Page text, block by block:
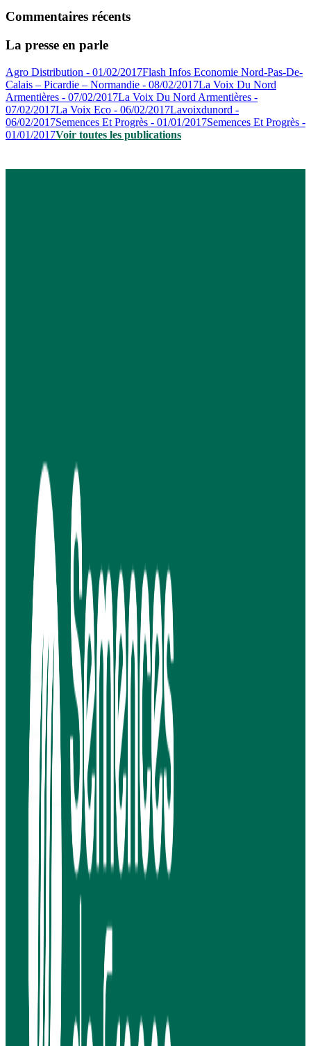
Commentaires récents
La presse en parle
Agro Distribution - 01/02/2017Flash Infos Economie Nord-Pas-De-
Calais – Picardie – Normandie - 08/02/2017La Voix Du Nord
Armentières - 07/02/2017La Voix Du Nord Armentières -
07/02/2017La Voix Eco - 06/02/2017Lavoixdunord -
06/02/2017Semences Et Progrès - 01/01/2017Semences Et Progrès -
01/01/2017Voir toutes les publications